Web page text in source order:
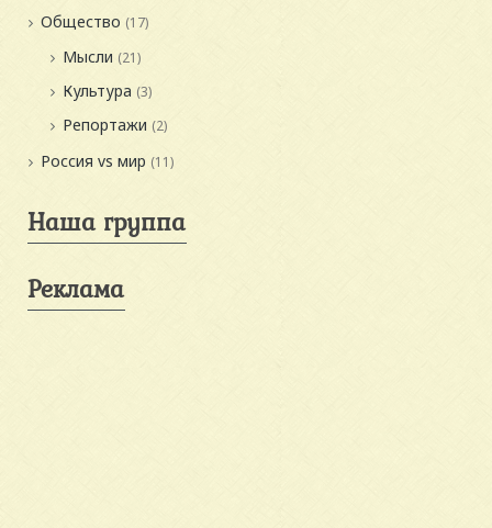
Общество (17)
Мысли (21)
Культура (3)
Репортажи (2)
Россия vs мир (11)
Наша группа
Реклама